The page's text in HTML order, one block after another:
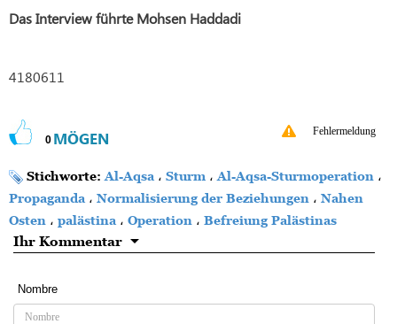
Das Interview führte Mohsen Haddadi
4180611
0 MÖGEN Fehlermeldung
Stichworte: Al-Aqsa ، Sturm ، Al-Aqsa-Sturmoperation ،
Propaganda ، Normalisierung der Beziehungen ، Nahen
Osten ، palästina ، Operation ، Befreiung Palästinas
Ihr Kommentar
Nombre